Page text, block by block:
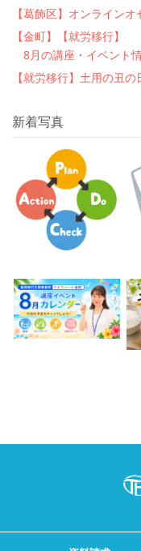
【葛飾区】オンラインオ
【金町】【就労移行】
8月の講座・イベント
【就労移行】土用の丑
新着写真